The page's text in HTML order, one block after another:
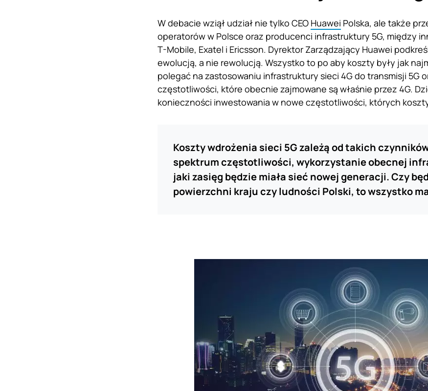
W debacie wziął udział nie tylko CEO Huawei Polska, ale także
operatorów w Polsce oraz producenci infrastruktury 5G, między
T-Mobile, Exatel i Ericsson. Dyrektor Zarządzający Huawei
ewolucją, a nie rewolucją. Wszystko to po aby koszty były jak
polegać na zastosowaniu infrastruktury sieci 4G do transmisji 5G
częstotliwości, które obecnie zajmowane są właśnie przez 4G.
konieczności inwestowania w nowe częstotliwości, których
Koszty wdrożenia sieci 5G zależą od takich
spektrum częstotliwości, wykorzystanie obecnej
jaki zasięg będzie miała sieć nowej generacji. Czy
powierzchni kraju czy ludności Polski, to wszystko